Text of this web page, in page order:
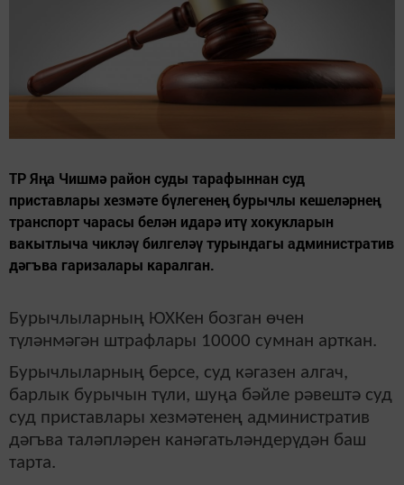
ТР Яңа Чишмә район суды тарафыннан суд
приставлары хезмәте бүлегенең бурычлы кешеләрнең
транспорт чарасы белән идарә итү хокукларын
вакытлыча чикләү билгеләү турындагы административ
дәгъва гаризалары каралган.
Бурычлыларның ЮХКен бозган өчен
түләнмәгән штрафлары 10000 сумнан арткан.
Бурычлыларның берсе, суд кәгазен алгач,
барлык бурычын түли, шуңа бәйле рәвештә суд
суд приставлары хезмәтенең административ
дәгъва таләпләрен канәгатьләндерүдән баш
тарта.